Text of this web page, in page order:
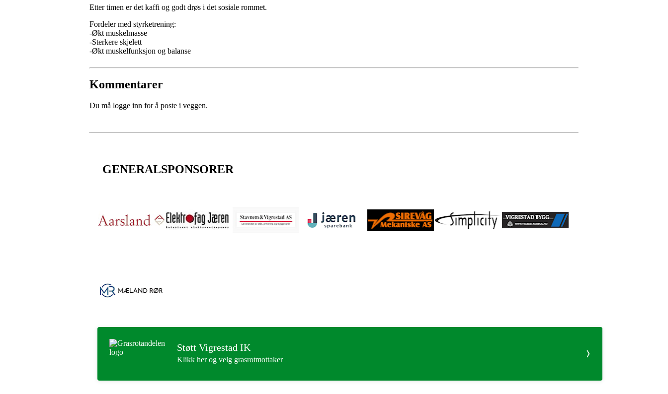
Etter timen er det kaffi og godt drøs i det sosiale rommet.
Fordeler med styrketrening:
-Økt muskelmasse
-Sterkere skjelett
-Økt muskelfunksjon og balanse
Kommentarer
Du må logge inn for å poste i veggen.
GENERALSPONSORER
Støtt Vigrestad IK
Klikk her og velg grasrotmottaker